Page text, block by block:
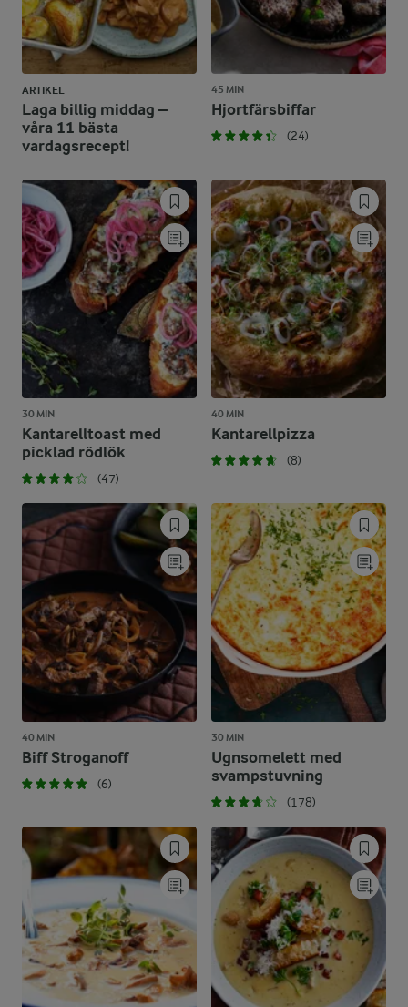
ARTIKEL
Laga billig middag –
våra 11 bästa
vardagsrecept!
45 MIN
Hjortfärsbiffar
(24)
30 MIN
Kantarelltoast med
picklad rödlök
(47)
40 MIN
Kantarellpizza
(8)
40 MIN
Biff Stroganoff
(6)
30 MIN
Ugnsomelett med
svampstuvning
(178)